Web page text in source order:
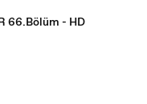
66.Bölüm - HD